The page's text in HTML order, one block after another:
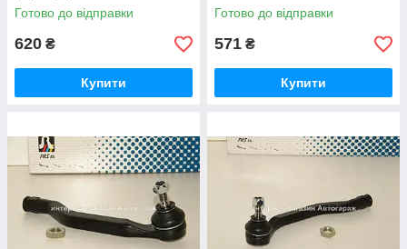
Готово до відправки
620 ₴
Купити
Готово до відправки
571 ₴
Купити